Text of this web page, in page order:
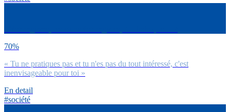
70%
« Tu ne pratiques pas et tu n'es pas du tout intéressé, c'est
inenvisageable pour toi »
En detail
#société